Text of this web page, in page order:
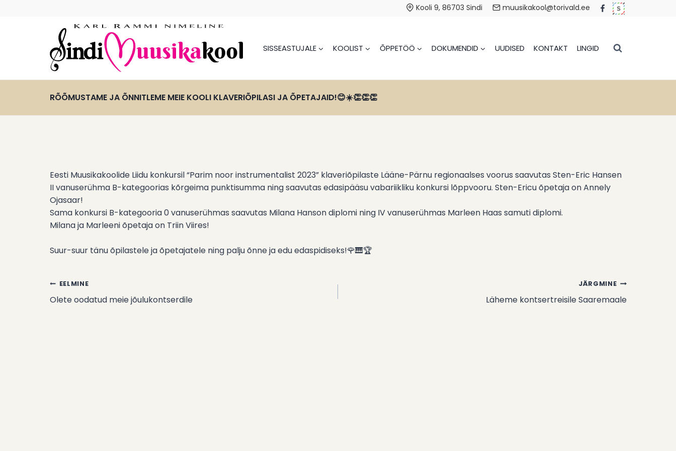
Kooli 9, 86703 Sindi muusikakool@torivald.ee
SISSEASTUJALE KOOLIST ÕPPETÖÖ DOKUMENDID UUDISED KONTAKT LINGID
RÕÕMUSTAME JA ÕNNITLEME MEIE KOOLI KLAVERIÕPILASI JA ÕPETAJAID!😊☀️👏👏👏
Eesti Muusikakoolide Liidu konkursil “Parim noor instrumentalist 2023” klaveriõpilaste Lääne-Pärnu regionaalses voorus saavutas Sten-Eric Hansen
II vanuserühma B-kategoorias kõrgeima punktisumma ning saavutas edasipääsu vabariikliku konkursi lõppvooru. Sten-Ericu õpetaja on Annely
Ojasaar!
Sama konkursi B-kategooria 0 vanuserühmas saavutas Milana Hanson diplomi ning IV vanuserühmas Marleen Haas samuti diplomi.
Milana ja Marleeni õpetaja on Triin Viires!
Suur-suur tänu õpilastele ja õpetajatele ning palju õnne ja edu edaspidiseks!🌹🎹🏆
Navigeerimine
EELMINE
Olete oodatud meie jõulukontserdile
JÄRGMINE
Läheme kontsertreisile Saaremaale